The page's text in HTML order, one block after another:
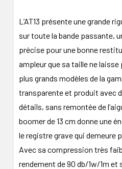
L’AT13 présente une grande
sur toute la bande passante,
précise pour une bonne
ampleur que sa taille ne
plus grands modèles de la
transparente et produit avec
détails, sans remontée de
boomer de 13 cm donne une
le registre grave qui demeure
Avec sa compression très
rendement de 90 db/1w/1m